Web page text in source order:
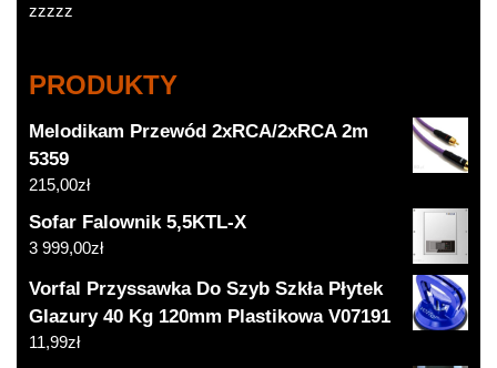
zzzzz
PRODUKTY
Melodikam Przewód 2xRCA/2xRCA 2m
5359
215,00zł
Sofar Falownik 5,5KTL-X
3 999,00zł
Vorfal Przyssawka Do Szyb Szkła Płytek
Glazury 40 Kg 120mm Plastikowa V07191
11,99zł